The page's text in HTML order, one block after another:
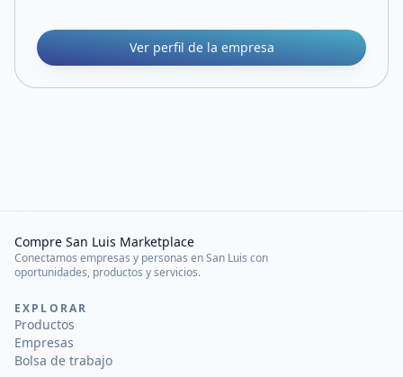
Ver perfil de la empresa
Compre San Luis Marketplace
Conectamos empresas y personas en San Luis con
oportunidades, productos y servicios.
EXPLORAR
Productos
Empresas
Bolsa de trabajo